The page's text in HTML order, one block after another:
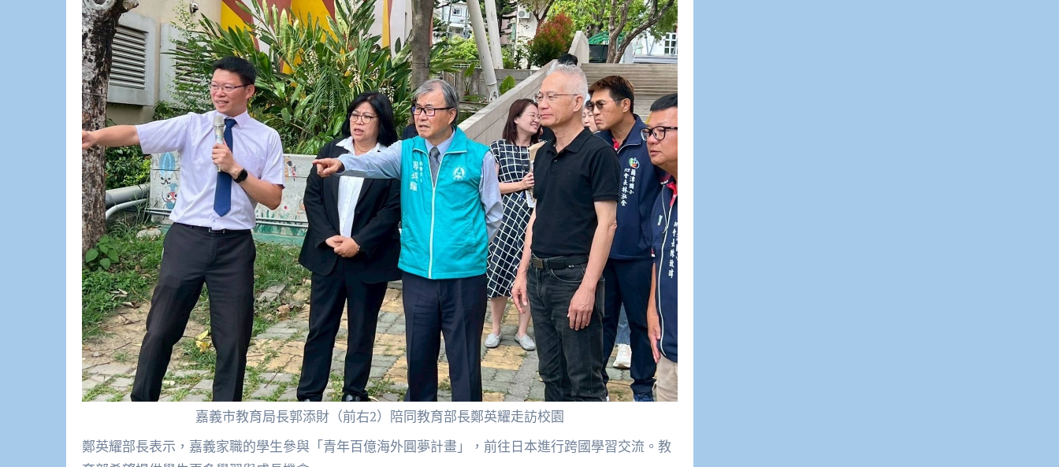
嘉義市教育局長郭添財（前右2）陪同教育部長鄭英耀走訪校園
鄭英耀部長表示，嘉義家職的學生參與「青年百億海外圓夢計畫」，前往日本進行跨國學習交流。教